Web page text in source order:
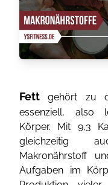
Fett gehört zu
essenziell, also
Körper. Mit 9,3
gleichzeitig
Makronährstoff
Aufgaben im